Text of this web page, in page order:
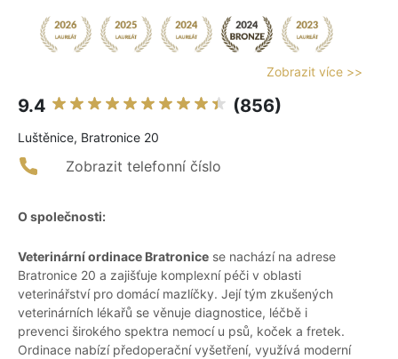
Zobrazit více >>
9.4 (856)
Luštěnice, Bratronice 20
Zobrazit telefonní číslo
O společnosti:
Veterinární ordinace Bratronice se nachází na adrese
Bratronice 20 a zajišťuje komplexní péči v oblasti
veterinářství pro domácí mazlíčky. Její tým zkušených
veterinárních lékařů se věnuje diagnostice, léčbě i
prevenci širokého spektra nemocí u psů, koček a fretek.
Ordinace nabízí předoperační vyšetření, využívá moderní